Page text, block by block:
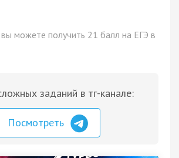
можете получить 21 балл на ЕГЭ в
заданий в тг-канале:
Посмотреть